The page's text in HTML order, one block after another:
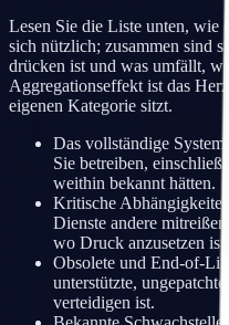
Lesen Sie die Liste unten, wie
sich nützlich; zusammen sind
drücken ist und was umfällt,
Aggregationseffekt ist das
eigenen Kategorie sitzt.
Das vollständige
Sie betreiben,
weithin bekannt hätten.
Kritische
Dienste andere
wo Druck anzusetzen ist.
Obsolete und End-of-
unterstützte,
verteidigen ist.